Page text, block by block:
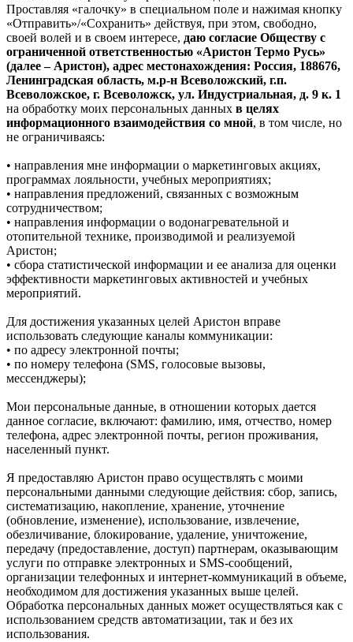
Проставляя «галочку» в специальном поле и нажимая кнопку
«Отправить»/«Сохранить» действуя, при этом, свободно,
своей волей и в своем интересе, даю согласие Обществу с
ограниченной ответственностью «Аристон Термо Русь»
(далее – Аристон), адрес местонахождения: Россия, 188676,
Ленинградская область, м.р-н Всеволожский, г.п.
Всеволожское, г. Всеволожск, ул. Индустриальная, д. 9 к. 1
на обработку моих персональных данных в целях
информационного взаимодействия со мной, в том числе, но
не ограничиваясь:
• направления мне информации о маркетинговых акциях,
программах лояльности, учебных мероприятиях;
• направления предложений, связанных с возможным
сотрудничеством;
• направления информации о водонагревательной и
отопительной технике, производимой и реализуемой
Аристон;
• сбора статистической информации и ее анализа для оценки
эффективности маркетинговых активностей и учебных
мероприятий.
Для достижения указанных целей Аристон вправе
использовать следующие каналы коммуникации:
• по адресу электронной почты;
• по номеру телефона (SMS, голосовые вызовы,
мессенджеры);
Мои персональные данные, в отношении которых дается
данное согласие, включают: фамилию, имя, отчество, номер
телефона, адрес электронной почты, регион проживания,
населенный пункт.
Я предоставляю Аристон право осуществлять с моими
персональными данными следующие действия: сбор, запись,
систематизацию, накопление, хранение, уточнение
(обновление, изменение), использование, извлечение,
обезличивание, блокирование, удаление, уничтожение,
передачу (предоставление, доступ) партнерам, оказывающим
услуги по отправке электронных и SMS‑сообщений,
организации телефонных и интернет‑коммуникаций в объеме,
необходимом для достижения указанных выше целей.
Обработка персональных данных может осуществляться как с
использованием средств автоматизации, так и без их
использования.